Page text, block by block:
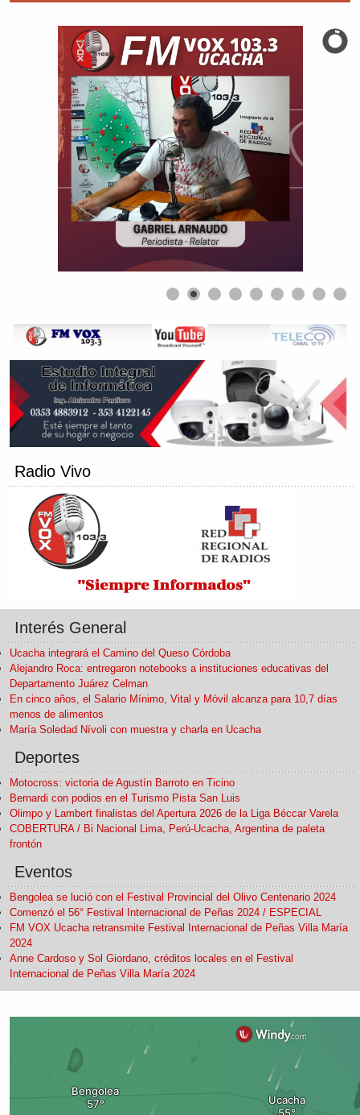
Radio Vivo
Interés General
Ucacha integrará el Camino del Queso Córdoba
Alejandro Roca: entregaron notebooks a instituciones educativas del
Departamento Juárez Celman
En cinco años, el Salario Mínimo, Vital y Móvil alcanza para 10,7 días
menos de alimentos
María Soledad Nívoli con muestra y charla en Ucacha
Deportes
Motocross: victoria de Agustín Barroto en Ticino
Bernardi con podios en el Turismo Pista San Luis
Olimpo y Lambert finalistas del Apertura 2026 de la Liga Béccar Varela
COBERTURA / Bi Nacional Lima, Perú-Ucacha, Argentina de paleta
frontón
Eventos
Bengolea se lució con el Festival Provincial del Olivo Centenario 2024
Comenzó el 56° Festival Internacional de Peñas 2024 / ESPECIAL
FM VOX Ucacha retransmite Festival Internacional de Peñas Villa María
2024
Anne Cardoso y Sol Giordano, créditos locales en el Festival
Internacional de Peñas Villa María 2024